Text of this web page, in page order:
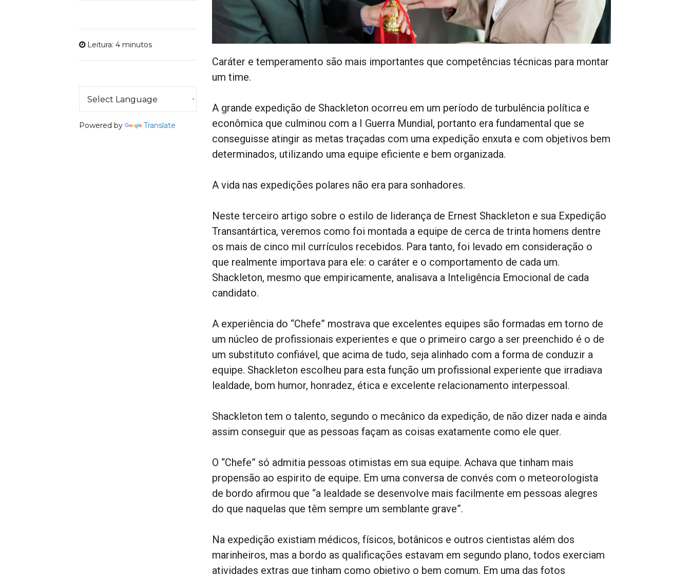
Leitura: 4 minutos
Powered by Translate
Caráter e temperamento são mais importantes que competências técnicas para montar
um time.
A grande expedição de Shackleton ocorreu em um período de turbulência política e
econômica que culminou com a I Guerra Mundial, portanto era fundamental que se
conseguisse atingir as metas traçadas com uma expedição enxuta e com objetivos bem
determinados, utilizando uma equipe eficiente e bem organizada.
A vida nas expedições polares não era para sonhadores.
Neste terceiro artigo sobre o estilo de liderança de Ernest Shackleton e sua Expedição
Transantártica, veremos como foi montada a equipe de cerca de trinta homens dentre
os mais de cinco mil currículos recebidos. Para tanto, foi levado em consideração o
que realmente importava para ele: o caráter e o comportamento de cada um.
Shackleton, mesmo que empiricamente, analisava a Inteligência Emocional de cada
candidato.
A experiência do “Chefe” mostrava que excelentes equipes são formadas em torno de
um núcleo de profissionais experientes e que o primeiro cargo a ser preenchido é o de
um substituto confiável, que acima de tudo, seja alinhado com a forma de conduzir a
equipe. Shackleton escolheu para esta função um profissional experiente que irradiava
lealdade, bom humor, honradez, ética e excelente relacionamento interpessoal.
Shackleton tem o talento, segundo o mecânico da expedição, de não dizer nada e ainda
assim conseguir que as pessoas façam as coisas exatamente como ele quer.
O “Chefe” só admitia pessoas otimistas em sua equipe. Achava que tinham mais
propensão ao espirito de equipe. Em uma conversa de convés com o meteorologista
de bordo afirmou que “a lealdade se desenvolve mais facilmente em pessoas alegres
do que naquelas que têm sempre um semblante grave”.
Na expedição existiam médicos, físicos, botânicos e outros cientistas além dos
marinheiros, mas a bordo as qualificações estavam em segundo plano, todos exerciam
atividades extras que tinham como objetivo o bem comum. Em uma das fotos